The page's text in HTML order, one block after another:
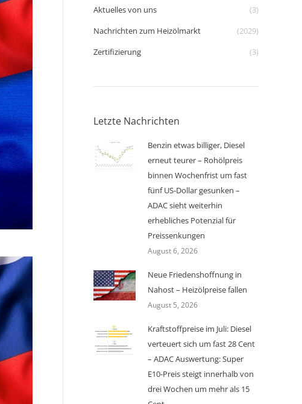
Aktuelles von uns
(3)
Nachrichten zum Heizölmarkt
(2029)
Zertifizierung
(3)
Letzte Nachrichten
Benzin etwas billiger, Diesel
erneut teurer – Rohölpreis
binnen Wochenfrist um fast
fünf US-Dollar gesunken –
ADAC sieht weiterhin
erhebliches Potenzial für
Preissenkungen
August 6, 2026
Neue Friedenshoffnung in
Nahost – Heizölpreise fallen
August 5, 2026
Kraftstoffpreise im Juli: Diesel
verteuert sich um fast 28 Cent
– ADAC Auswertung: Super
E10-Preis steigt innerhalb von
drei Wochen um mehr als 15